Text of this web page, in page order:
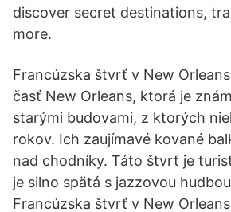
discover secret destinations,
more.
Francúzska štvrť v New
časť New Orleans, ktorá je
starými budovami, z ktorých
rokov. Ich zaujímavé kované
nad chodníky. Táto štvrť je
je silno spätá s jazzovou
Francúzska štvrť v New